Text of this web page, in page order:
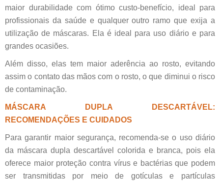
maior durabilidade com ótimo custo-benefício, ideal para
profissionais da saúde e qualquer outro ramo que exija a
utilização de máscaras. Ela é ideal para uso diário e para
grandes ocasiões.
Além disso, elas tem maior aderência ao rosto, evitando
assim o contato das mãos com o rosto, o que diminui o risco
de contaminação.
MÁSCARA DUPLA DESCARTÁVEL:
RECOMENDAÇÕES E CUIDADOS
Para garantir maior segurança, recomenda-se o uso diário
da máscara dupla descartável colorida e branca, pois ela
oferece maior proteção contra vírus e bactérias que podem
ser transmitidas por meio de gotículas e partículas